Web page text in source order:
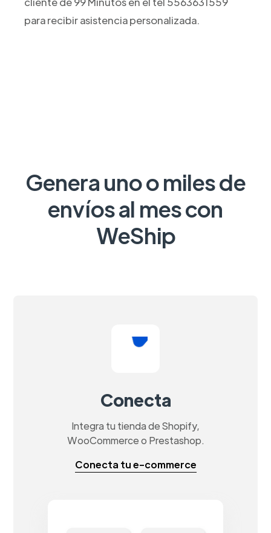
para recibir asistencia personalizada.
Genera uno o miles de
envíos al mes con
WeShip
Conecta
Integra tu tienda de Shopify,
WooCommerce o Prestashop.
Conecta tu e-commerce